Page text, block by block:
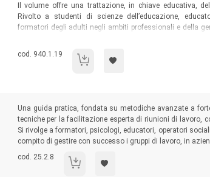
Sommario:
Il volume offre una trattazione, in chiave educativa,
Rivolto a studenti di scienze dell’educazione,
formatori degli adulti negli ambiti professionali e della
interpretativi per impostare una relazione educativa
coltivare la “maturità” come cifra identitaria non solo
Codice libro:
cod. 940.1.19 Adultescenza e dintorni
Sommario:
Una guida pratica, fondata su metodiche avanzate a
tecniche per la facilitazione esperta di riunioni di lavoro,
Si rivolge a formatori, psicologi, educatori, operatori
compito di gestire con successo i gruppi di lavoro, in
Codice libro:
cod. 25.2.8 Il facilitatore dei gruppi